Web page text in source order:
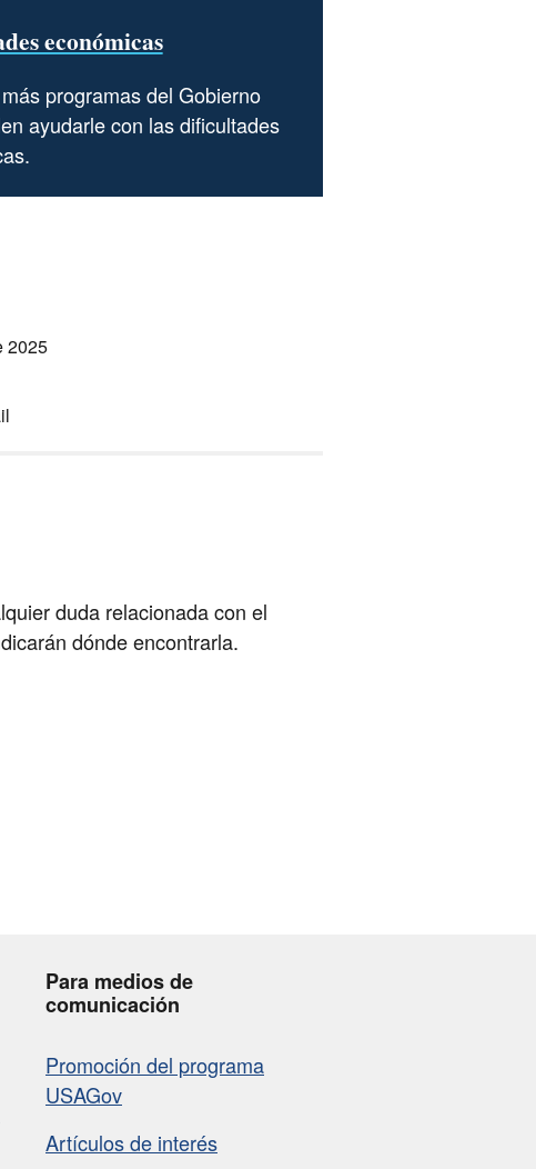
programas del Gobierno
ayudarle con las dificultades
económicas
2025
duda relacionada con el
dónde encontrarla.
Para medios de
comunicación
Promoción del programa
USAGov
Artículos de interés